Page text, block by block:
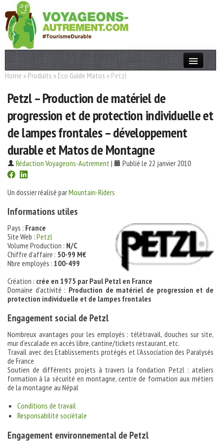
Actualités
T. Responsable
Destinations
Acteurs
Thèmes
Home » Produits » Eco Guide Matos » Petzl
Petzl – Production de matériel de
progression et de protection individuelle et
de lampes frontales – développement
durable et Matos de Montagne
Rédaction Voyageons-Autrement| Publié le 22 janvier 2010
Un dossier réalisé parMountain-Riders
Informations utiles
Pays : France
Site Web : Petzl
Volume Production : N/C
Chiffre d’affaire : 50-99 M€
Nbre employés : 100-499
Création : crée en 1975 par Paul Petzl en France
Domaine d’activité : Production de matériel de progression et de
protection individuelle et de lampes frontales
Engagement social de Petzl
Nombreux avantages pour les employés : télétravail, douches sur site,
mur d’escalade en accès libre, cantine/tickets restaurant, etc.
Travail avec des Etablissements protégés et l’Association des Paralysés
de France
Soutien de différents projets à travers la fondation Petzl : ateliers
formation à la sécurité en montagne, centre de formation aux métiers
de la montagne au Népal
Conditions de travail
Responsabilité sociétale
Engagement environnemental de Petzl